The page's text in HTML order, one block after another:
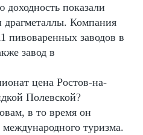
доходность показали
Компания
пивоваренных заводов в
завод в
цена Ростов-на-
Полевской?
в то время он
туризма.